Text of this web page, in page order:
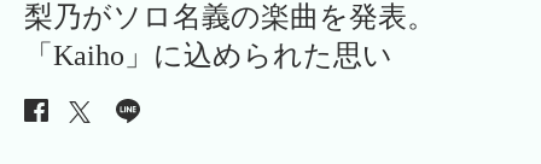
梨乃がソロ名義の楽曲を発表。
「Kaiho」に込められた思い